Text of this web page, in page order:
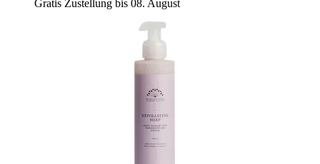
Gratis Zustellung bis 08. August